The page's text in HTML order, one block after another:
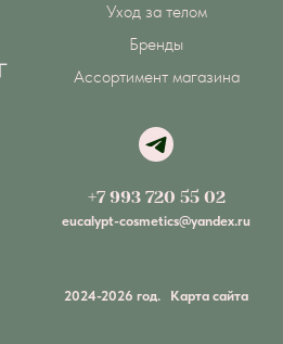
Уход за телом
Бренды
Ассортимент магазина
+7 993 720 55 02
eucalypt-cosmetics@yandex.ru
2024-2026 год. Карта сайта